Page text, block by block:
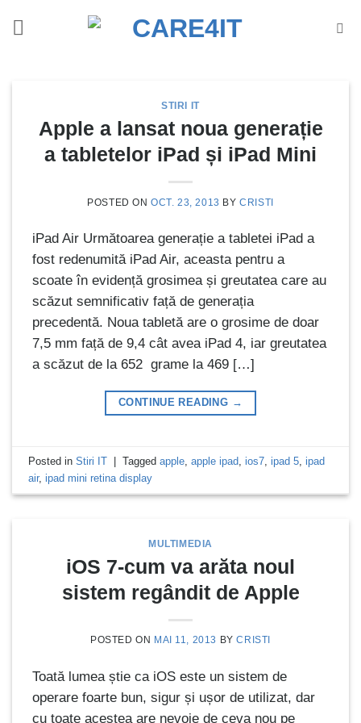
STIRI IT
Apple a lansat noua generație
a tabletelor iPad și iPad Mini
POSTED ONOCT. 23, 2013 BYCRISTI
iPad Air Următoarea generație a tabletei iPad a
fost redenumită iPad Air, aceasta pentru a
scoate în evidență grosimea și greutatea care au
scăzut semnificativ față de generația
precedentă. Noua tabletă are o grosime de doar
7,5 mm față de 9,4 cât avea iPad 4, iar greutatea
a scăzut de la 652 grame la 469 […]
CONTINUE READING →
Posted inStiri IT | Taggedapple ,apple ipad ,ios7 ,ipad 5 ,ipad
air,ipad mini retina display
MULTIMEDIA
iOS 7-cum va arăta noul
sistem regândit de Apple
POSTED ON MAI 11, 2013 BYCRISTI
Toată lumea știe ca iOS este un sistem de
operare foarte bun, sigur și ușor de utilizat, dar
cu toate acestea are nevoie de ceva nou pe